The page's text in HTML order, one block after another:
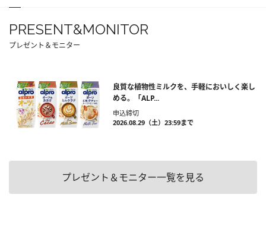
PRESENT&MONITOR
プレゼント＆モニター
良質な植物性ミルクを、手軽においしく楽し
める。「ALP...
申込締切
2026.08.29（土）23:59まで
プレゼント＆モニター一覧を見る